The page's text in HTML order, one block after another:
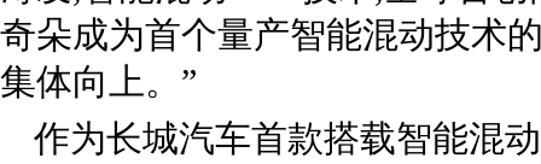
奇朵成为首个量产智能混动技术
集体向上。”
作为长城汽车首款搭载智能混